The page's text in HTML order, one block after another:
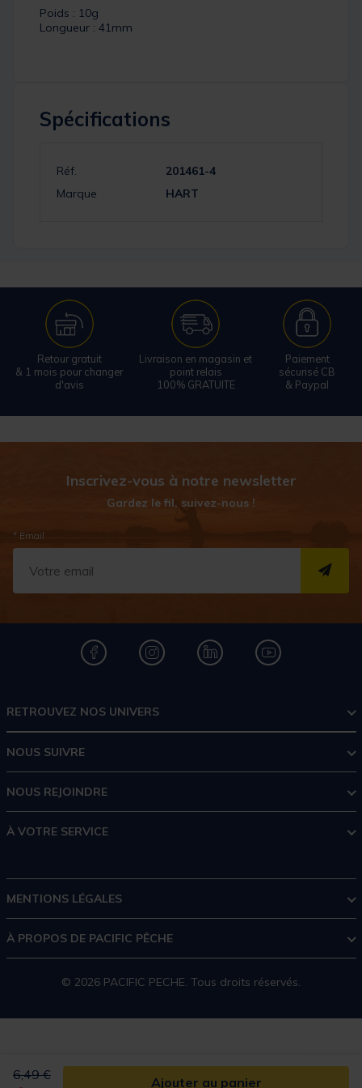
Price reduced from
6,49 €to
Ajouter au panier
Poids : 10g
Longueur : 41mm
Spécifications
Réf.
201461-4
Marque
HART
Retour gratuit
& 1 mois pour changer
d'avis
Livraison en magasin et
point relais
100% GRATUITE
Paiement
sécurisé CB
& Paypal
Inscrivez-vous à notre newsletter
Gardez le fil, suivez-nous !
* Email
RETROUVEZ NOS UNIVERS
NOUS SUIVRE
NOUS REJOINDRE
À VOTRE SERVICE
MENTIONS LÉGALES
À PROPOS DE PACIFIC PÊCHE
© 2026 PACIFIC PECHE. Tous droits réservés.